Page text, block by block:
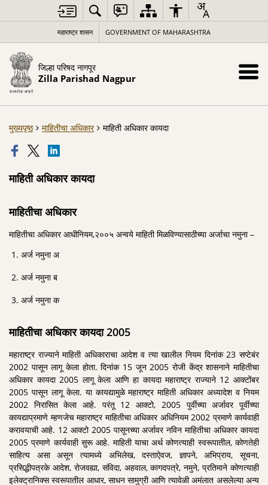
महाराष्ट्र शासन GOVERNMENT OF MAHARASHTRA
जिल्हा परिषद नागपूर
Zilla Parishad Nagpur
मुख्यपृष्ठ माहितीचा अधिकार माहिती अधिकार कायदा
माहिती अधिकार कायदा
माहितीचा अधिकार
माहितीचा अधिकार आधीनियम,२००५ अन्वये माहिती मिळविण्यासाठीच्या अर्जाचा नमुना –
अर्ज नमुना अ
अर्ज नमुना ब
अर्ज नमुना क
माहितीचा अधिकार कायदा 2005
महाराष्ट्र राज्याने माहिती अधिकाराचा आदेश व त्या खालील नियम दिनांक 23 सप्टेबंर
2002 पासून लागू केला होता. दिनांक 15 जून 2005 रोजी केंद्र शासनाने माहितीचा
अधिकार कायदा 2005 लागू केला आणि हा कायदा महाराष्ट्र राज्याने 12 आक्टोंबर
2005 पासून लागू केला. या कायद्यामुळे महाराष्ट्र माहिती अधिकार अध्यादेश व नियम
2002 निरासित केला आहे. परंतू 12 आक्टो, 2005 पुर्वीच्या अर्जावर पूर्वीच्या
कायद्याप्रमाणे म्हणजेच महाराष्ट्र माहितीचा अधिकार अधिनियम 2002 प्रमाणे कार्यवाही
करावयाची आहे. 12 आक्टो 2005 पासूनच्या अर्जावर नविन माहितीचा अधिकार कायदा
2005 प्रमाणे कार्यवाही सुरू आहे. माहिती याचा अर्थ कोणत्याही स्वरूपातील, कोणतेही
साहित्य असा असून त्यामध्ये अभिलेख, दस्ताऐवज, ज्ञापने, अभिप्राय, सूचना,
प्रसिद्धीपत्रके आदेश, रोजवह्या, संविदा, अहवाल, कागदपत्रे, नमुने, प्रतिमाने कोणत्याही
इलेक्ट्रानिक्स स्वरूपातील आधार, साधन सामुग्री आणि त्यावेळी अमंलात असलेल्या अन्य